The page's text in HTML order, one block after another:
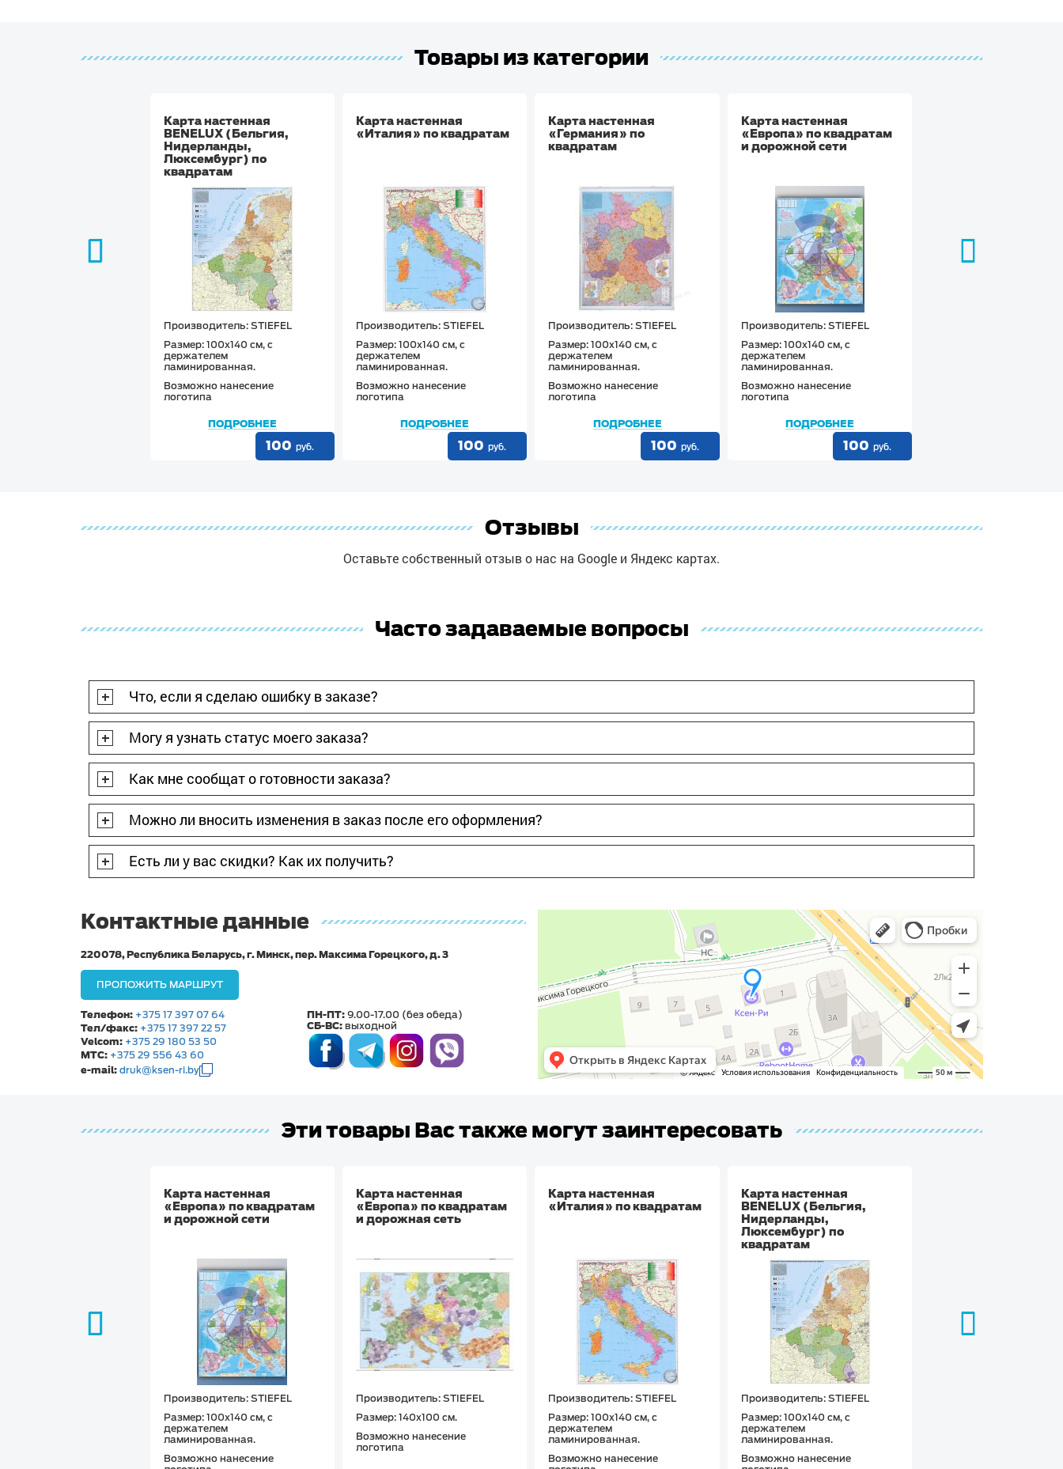
Товары из категории
Карта настенная
BENELUX (Бельгия,
Нидерланды,
Люксембург) по
квадратам
Производитель: STIEFEL
Размер: 100х140 см, с
держателем
ламинированная.
Возможно нанесение
логотипа
ПОДРОБНЕЕ
100 руб.
Карта настенная
«Италия» по квадратам
Производитель: STIEFEL
Размер: 100х140 см, с
держателем
ламинированная.
Возможно нанесение
логотипа
ПОДРОБНЕЕ
100 руб.
Карта настенная
«Германия» по
квадратам
Производитель: STIEFEL
Размер: 100х140 см, с
держателем
ламинированная.
Возможно нанесение
логотипа
ПОДРОБНЕЕ
100 руб.
Карта настенная
«Европа» по квадратам
и дорожной сети
Производитель: STIEFEL
Размер: 100х140 см, с
держателем
ламинированная.
Возможно нанесение
логотипа
ПОДРОБНЕЕ
100 руб.
Отзывы
Оставьте собственный отзыв о нас на Google и Яндекс картах.
Часто задаваемые вопросы
Что, если я сделаю ошибку в заказе?
Могу я узнать статус моего заказа?
Как мне сообщат о готовности заказа?
Можно ли вносить изменения в заказ после его оформления?
Есть ли у вас скидки? Как их получить?
Контактные данные
220078, Республика Беларусь, г. Минск, пер. Максима Горецкого, д. 3
ПРОЛОЖИТЬ МАРШРУТ
Телефон: +375 17 397 07 64
Тел/факс: +375 17 397 22 57
Velcom: +375 29 180 53 50
МТС: +375 29 556 43 60
e-mail: druk@ksen-ri.by
ПН-ПТ: 9.00-17.00 (без обеда)
СБ-ВС: выходной
Эти товары Вас также могут заинтересовать
Карта настенная
«Европа» по квадратам
и дорожной сети
Производитель: STIEFEL
Размер: 100х140 см, с
держателем
ламинированная.
Возможно нанесение
Карта настенная
«Европа» по квадратам
и дорожная сеть
Производитель: STIEFEL
Размер: 140х100 см.
Возможно нанесение
логотипа
Карта настенная
«Италия» по квадратам
Производитель: STIEFEL
Размер: 100х140 см, с
держателем
ламинированная.
Возможно нанесение
Карта настенная
BENELUX (Бельгия,
Нидерланды,
Люксембург) по
квадратам
Производитель: STIEFEL
Размер: 100х140 см, с
держателем
ламинированная.
Возможно нанесение